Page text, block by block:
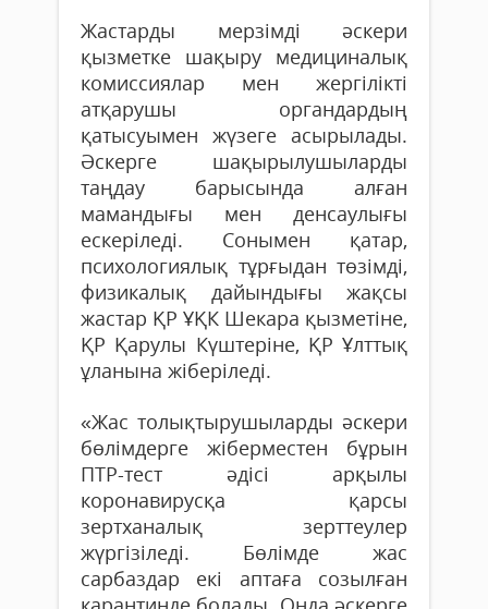
Жастарды мерзімді әскери
қызметке шақыру медициналық
комиссиялар мен жергілікті
атқарушы органдардың
қатысуымен жүзеге асырылады.
Әскерге шақырылушыларды
таңдау барысында алған
мамандығы мен денсаулығы
ескеріледі. Сонымен қатар,
психологиялық тұрғыдан төзімді,
физикалық дайындығы жақсы
жастар ҚР ҰҚК Шекара қызметіне,
ҚР Қарулы Күштеріне, ҚР Ұлттық
ұланына жіберіледі.
«Жас толықтырушыларды әскери
бөлімдерге жіберместен бұрын
ПТР-тест әдісі арқылы
коронавирусқа қарсы
зертханалық зерттеулер
жүргізіледі. Бөлімде жас
сарбаздар екі аптаға созылған